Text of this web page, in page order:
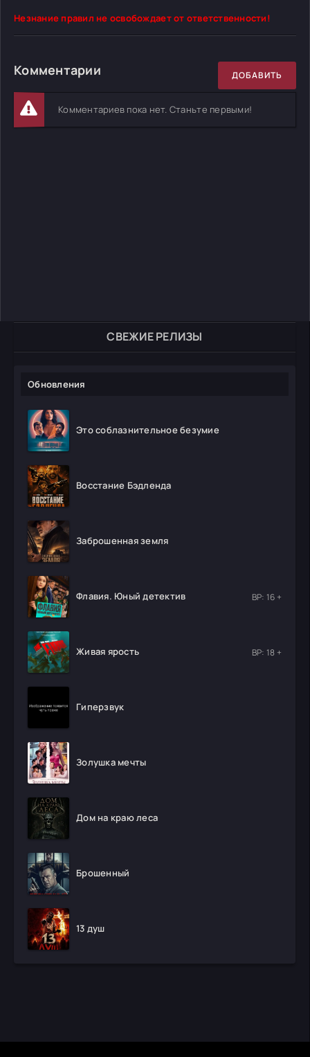
СВЕЖИЕ РЕЛИЗЫ
Обновления
Это соблазнительное безумие
Восстание Бэдленда
Заброшенная земля
Флавия. Юный детектив ВР: 16 +
Живая ярость ВР: 18 +
Гиперзвук
Золушка мечты
Дом на краю леса
Брошенный
13 душ
Незнание правил не освобождает от ответственности!
Комментарии ДОБАВИТЬ
Комментариев пока нет. Станьте первыми!